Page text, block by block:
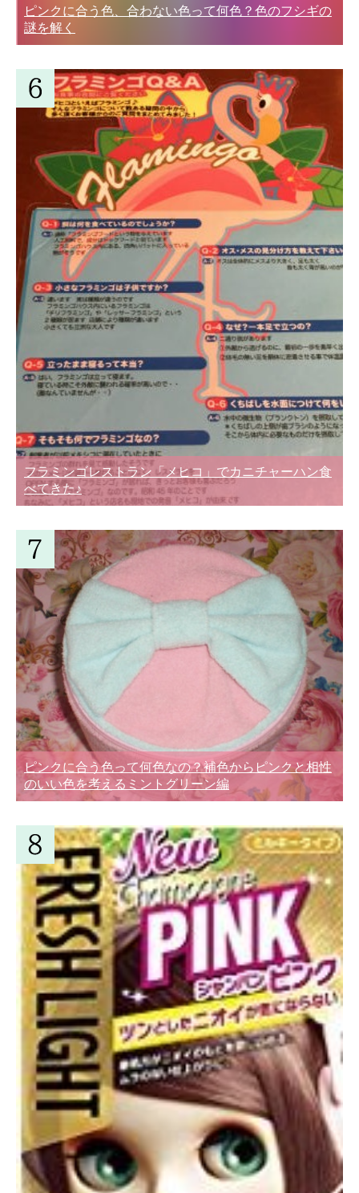
ピンクに合う色、合わない色って何色？色のフシギの
謎を解く
フラミンゴレストラン「メヒコ」でカニチャーハン食
べてきた♪
ピンクに合う色って何色なの？補色からピンクと相性
のいい色を考えるミントグリーン編